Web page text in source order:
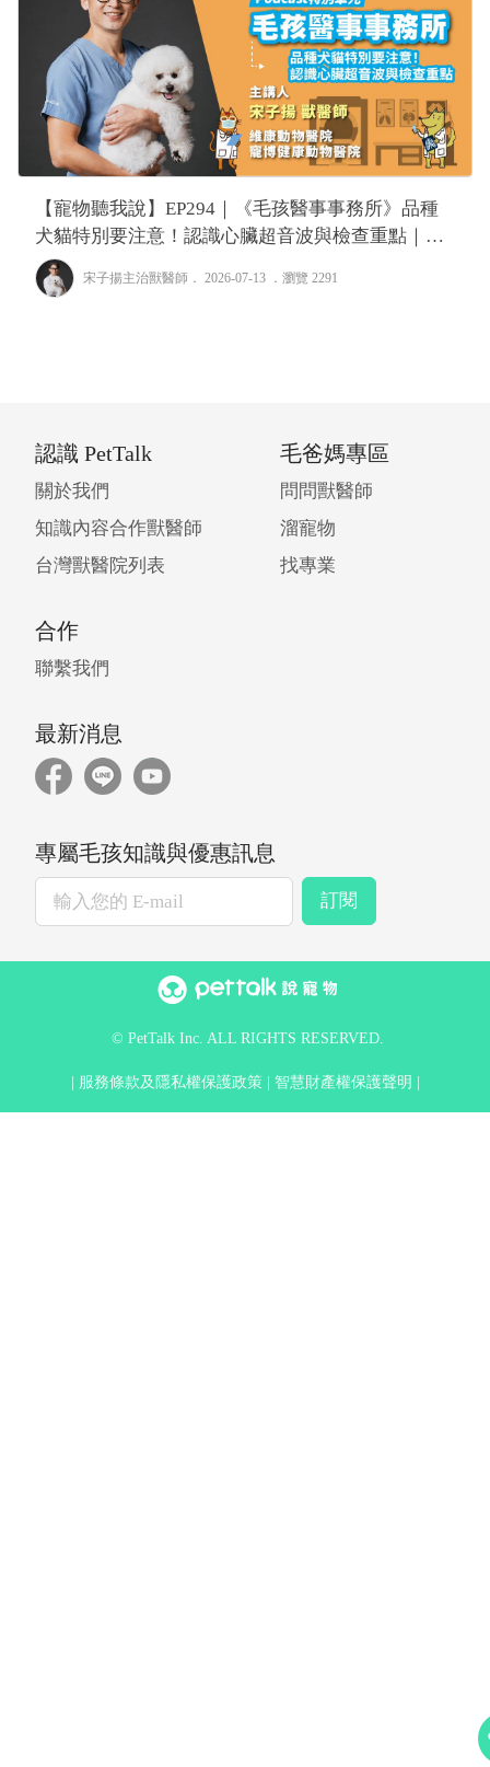
【寵物聽我說】EP294｜《毛孩醫事事務所》品種
犬貓特別要注意！認識心臟超音波與檢查重點｜專
業獸醫—宋子揚
宋子揚主治獸醫師 ． 2026-07-13 ． 瀏覽 2291
認識 PetTalk
關於我們
知識內容合作獸醫師
台灣獸醫院列表
毛爸媽專區
問問獸醫師
溜寵物
找專業
合作
聯繫我們
最新消息
專屬毛孩知識與優惠訊息
訂閱
© PetTalk Inc. ALL RIGHTS RESERVED.
服務條款及隱私權保護政策 智慧財產權保護聲明